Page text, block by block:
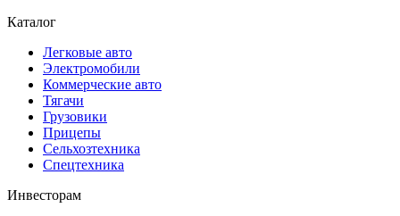
Каталог
Легковые авто
Электромобили
Коммерческие авто
Тягачи
Грузовики
Прицепы
Сельхозтехника
Спецтехника
Инвесторам